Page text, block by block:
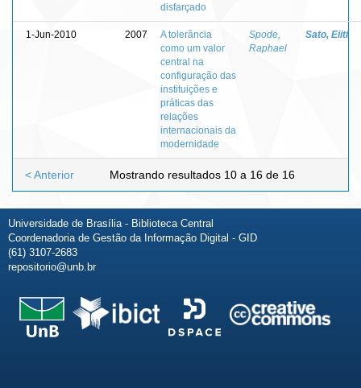
disfarçado
1-Jun-2010 2007
A tolerância
como um valor
central na
configuração das
instituições e
práticas das
relações
internacionais da
modernidade
Spode,
Raphael
Sato, Eiiti
Mostrando resultados 10 a 16 de 16
< Anterior
Universidade de Brasília - Biblioteca Central
Coordenadoria de Gestão da Informação Digital - GID
(61) 3107-2683
repositorio@unb.br